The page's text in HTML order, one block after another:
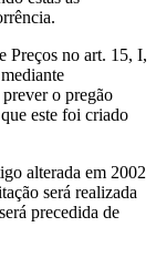
Preços no art. 15, I,
o pregão
este foi criado
alterada em 2002
será realizada
precedida de